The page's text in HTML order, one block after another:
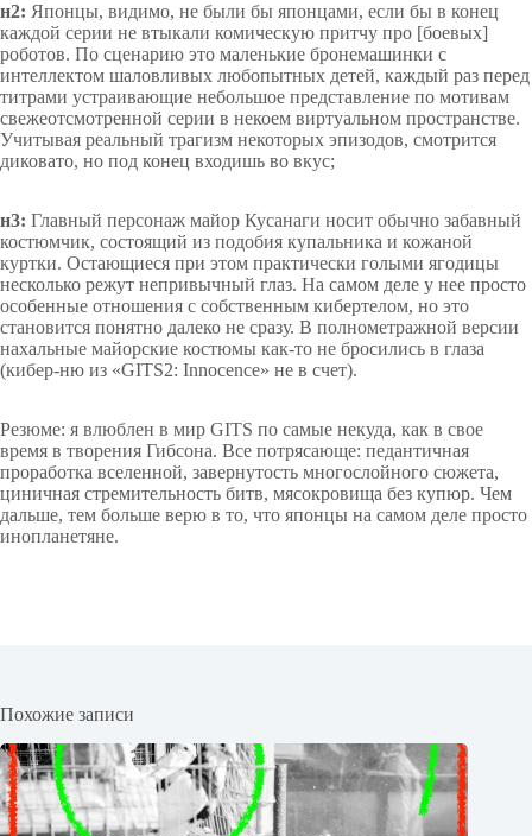
н2: Японцы, видимо, не были бы японцами, если бы в конец
каждой серии не втыкали комическую притчу про [боевых]
роботов. По сценарию это маленькие бронемашинки с
интеллектом шаловливых любопытных детей, каждый раз перед
титрами устраивающие небольшое представление по мотивам
свежеотсмотренной серии в некоем виртуальном пространстве.
Учитывая реальный трагизм некоторых эпизодов, смотрится
диковато, но под конец входишь во вкус;
н3: Главный персонаж майор Кусанаги носит обычно забавный
костюмчик, состоящий из подобия купальника и кожаной
куртки. Остающиеся при этом практически голыми ягодицы
несколько режут непривычный глаз. На самом деле у нее просто
особенные отношения с собственным кибертелом, но это
становится понятно далеко не сразу. В полнометражной версии
нахальные майорские костюмы как-то не бросились в глаза
(кибер-ню из «GITS2: Innocence» не в счет).
Резюме: я влюблен в мир GITS по самые некуда, как в свое
время в творения Гибсона. Все потрясающе: педантичная
проработка вселенной, завернутость многослойного сюжета,
циничная стремительность битв, мясокровища без купюр. Чем
дальше, тем больше верю в то, что японцы на самом деле просто
инопланетяне.
Похожие записи